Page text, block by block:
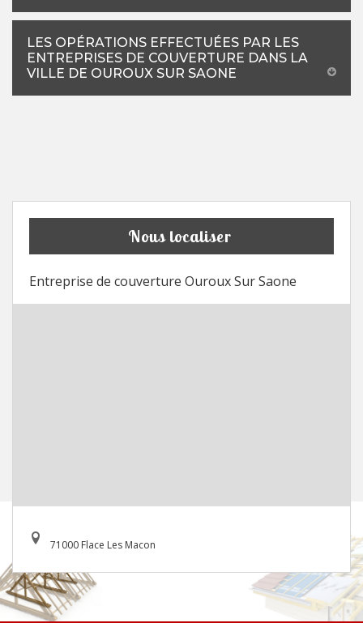
LES OPÉRATIONS EFFECTUÉES PAR LES
ENTREPRISES DE COUVERTURE DANS LA
VILLE DE OUROUX SUR SAONE
Nous localiser
Entreprise de couverture Ouroux Sur Saone
71000 Flace Les Macon